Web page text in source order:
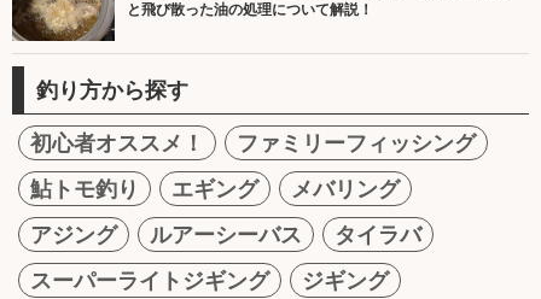
と飛び散った油の処理について解説！
釣り方から探す
初心者オススメ！
ファミリーフィッシング
鮎トモ釣り
エギング
メバリング
アジング
ルアーシーバス
タイラバ
スーパーライトジギング
ジギング